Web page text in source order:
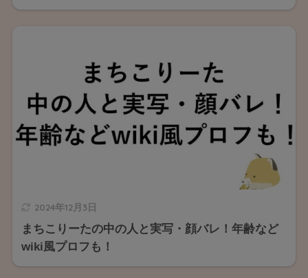
2024年12月3日
まちこりーたの中の人と実写・顔バレ！年齢など
wiki風プロフも！